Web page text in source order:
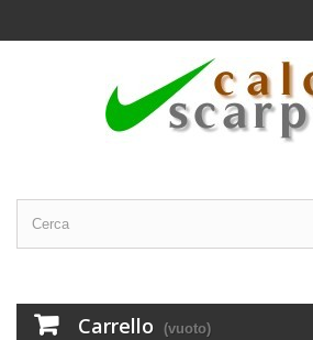
Carrello (vuoto)